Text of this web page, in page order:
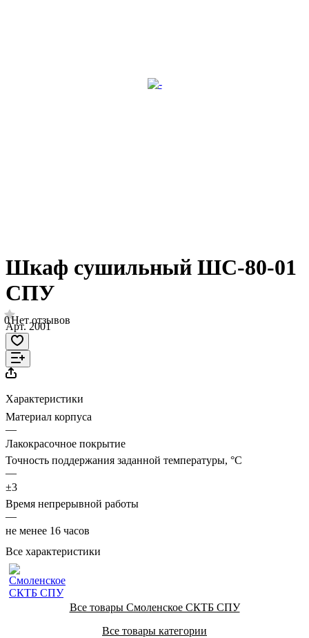
Шкаф сушильный ШС-80-01
СПУ
0Нет отзывов
Арт.2001
Характеристики
Материал корпуса
—
Лакокрасочное покрытие
Точность поддержания заданной температуры, °С
—
±3
Время непрерывной работы
—
не менее 16 часов
Все характеристики
Все товары Смоленское СКТБ СПУ
Все товары категории